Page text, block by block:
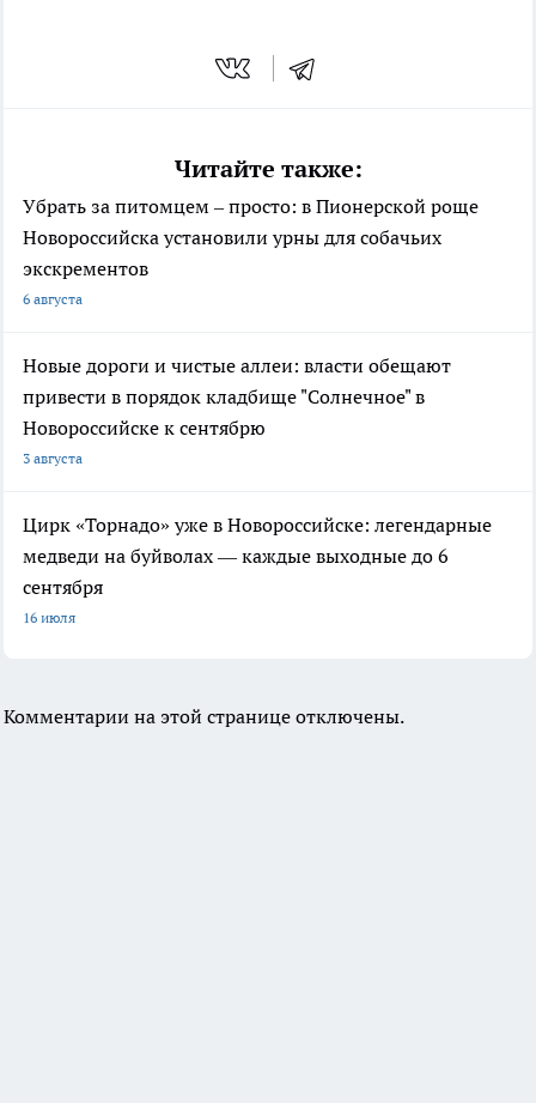
Читайте также:
Убрать за питомцем – просто: в Пионерской роще
Новороссийска установили урны для собачьих
экскрементов
6 августа
Новые дороги и чистые аллеи: власти обещают
привести в порядок кладбище "Солнечное" в
Новороссийске к сентябрю
3 августа
Цирк «Торнадо» уже в Новороссийске: легендарные
медведи на буйволах — каждые выходные до 6
сентября
16 июля
Комментарии на этой странице отключены.